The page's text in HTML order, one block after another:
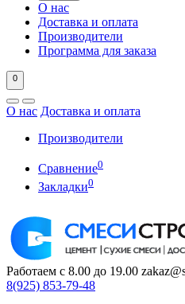
О нас
Доставка и оплата
Производители
Программа для заказа
0
О нас Доставка и оплата
Производители
Сравнение0
Закладки0
Работаем с 8.00 до 19.00
8(925) 853-79-48